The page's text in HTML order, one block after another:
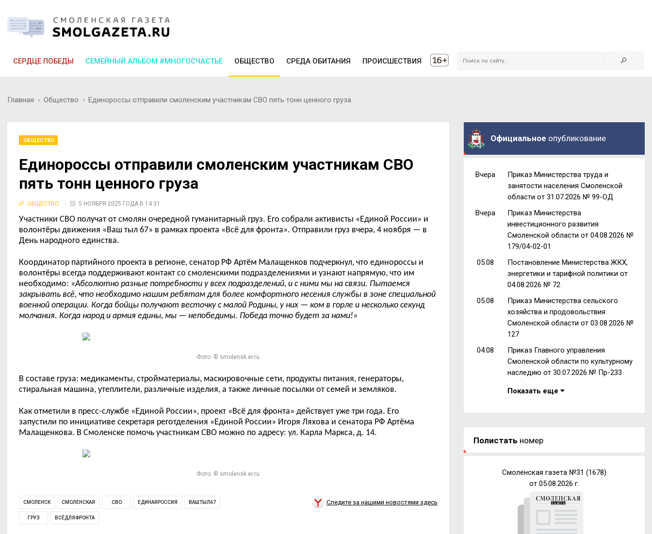
СЕРДЦЕ ПОБЕДЫ СЕМЕЙНЫЙ АЛЬБОМ #МНОГОСЧАСТЬЕ ОБЩЕСТВО СРЕДА ОБИТАНИЯ ПРОИСШЕСТВИЯ
Главная Общество Единороссы отправили смоленским участникам СВО пять тонн ценного груза
ОБЩЕСТВО
Единороссы отправили смоленским участникам СВО
пять тонн ценного груза
ОБЩЕСТВО 5 НОЯБРЯ 2025 ГОДА В 14:31
Участники СВО получат от смолян очередной гуманитарный груз. Его собрали активисты «Единой России» и
волонтёры движения «Ваш тыл 67» в рамках проекта «Всё для фронта». Отправили груз вчера, 4 ноября — в
День народного единства.
Координатор партийного проекта в регионе, сенатор РФ Артём Малащенков подчеркнул, что единороссы и
волонтёры всегда поддерживают контакт со смоленскими подразделениями и узнают напрямую, что им
необходимо: «Абсолютно разные потребности у всех подразделений, и с ними мы на связи. Пытаемся
закрывать всё, что необходимо нашим ребятам для более комфортного несения службы в зоне специальной
военной операции. Когда бойцы получают весточку с малой Родины, у них — ком в горле и несколько секунд
молчания. Когда народ и армия едины, мы — непобедимы. Победа точно будет за нами!»
Фото: © smolensk.er.ru
В составе груза: медикаменты, стройматериалы, маскировочные сети, продукты питания, генераторы,
стиральная машина, утеплители, различные изделия, а также личные посылки от семей и земляков.
Как отметили в пресс-службе «Единой России», проект «Всё для фронта» действует уже три года. Его
запустили по инициативе секретаря реготделения «Единой России» Игоря Ляхова и сенатора РФ Артёма
Малащенкова. В Смоленске помочь участникам СВО можно по адресу: ул. Карла Маркса, д. 14.
Фото: © smolensk.er.ru
СМОЛЕНСК СМОЛЕНСКАЯ СВО ЕДИНАЯРОССИЯ ВАШТЫЛ67
ГРУЗ ВСЁДЛЯФРОНТА
Следите за нашими новостями здесь
Официальное опубликование
Вчера
Приказ Министерства труда и
занятости населения Смоленской
области от 31.07.2026 № 99-ОД
Вчера
Приказ Министерства
инвестиционного развития
Смоленской области от 04.08.2026 №
179/04-02-01
05.08
Постановление Министерства ЖКХ,
энергетики и тарифной политики от
04.08.2026 № 72
05.08
Приказ Министерства сельского
хозяйства и продовольствия
Смоленской области от 03.08.2026 №
127
04.08
Приказ Главного управления
Смоленской области по культурному
наследию от 30.07.2026 № Пр-233
Показать еще
Полистать номер
Смоленская газета №31 (1678)
от 05.08.2026 г.